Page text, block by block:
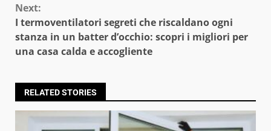
Next:
I termoventilatori segreti che riscaldano ogni
stanza in un batter d’occhio: scopri i migliori per
una casa calda e accogliente
RELATED STORIES